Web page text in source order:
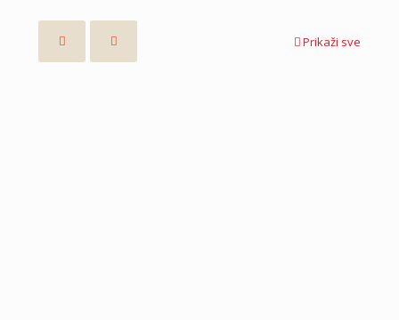
Prikaži sve